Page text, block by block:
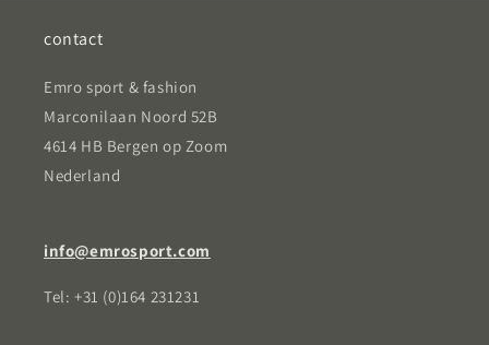
contact
Emro sport & fashion
Marconilaan Noord 52B
4614 HB Bergen op Zoom
Nederland
info@emrosport.com
Tel: +31 (0)164 231231